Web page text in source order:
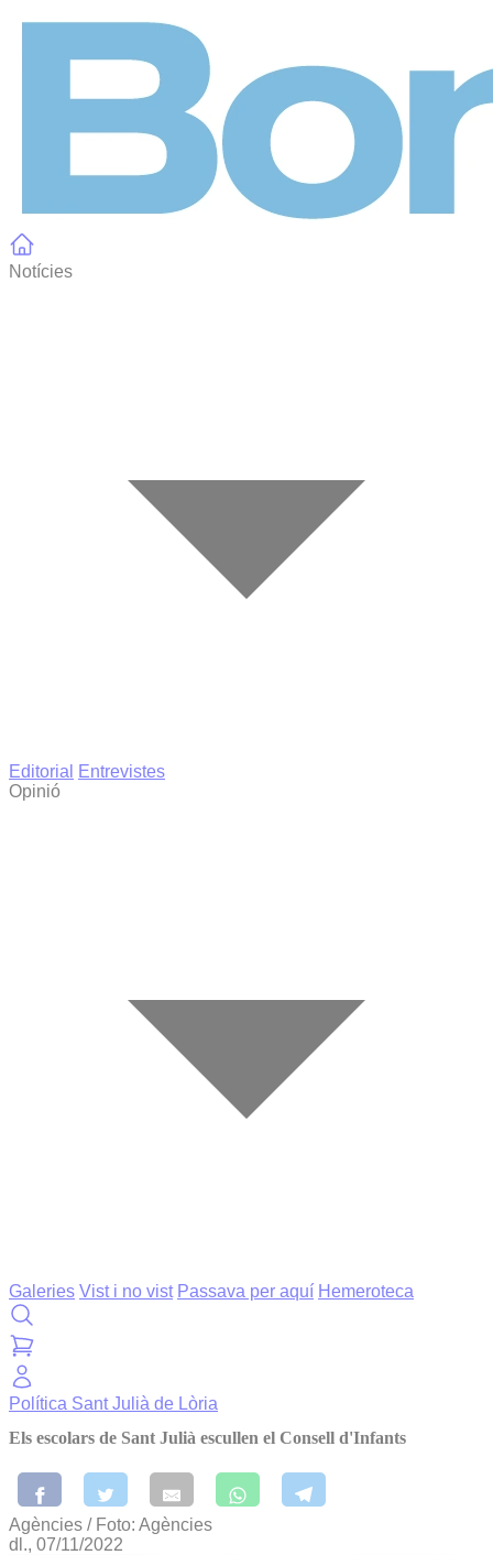
Notícies
Editorial
Entrevistes
Opinió
Galeries Vist i no vist Passava per aquí Hemeroteca
Política Sant Julià de Lòria
Els escolars de Sant Julià escullen el Consell d'Infants
Agències / Foto: Agències
dl., 07/11/2022